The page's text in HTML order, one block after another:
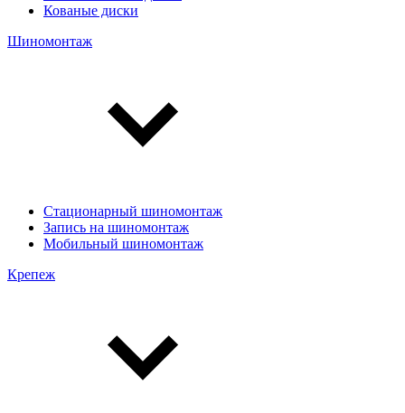
Кованые диски
Шиномонтаж
Стационарный шиномонтаж
Запись на шиномонтаж
Мобильный шиномонтаж
Крепеж